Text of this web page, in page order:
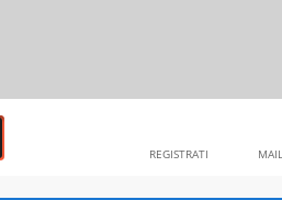
MAIL
REGISTRATI